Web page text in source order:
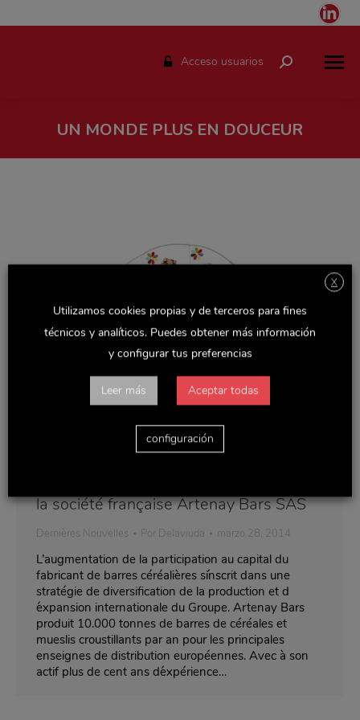
Acceso usuarios Buscar:
UN MONDE PLUS EN DOUCEUR
Delaviuda Confectionary Group
la société française Artenay Bars SAS
Dernières Nouvelles Por Delaviuda marzo 28, 2014
L’augmentation de la participation au capital du
fabricant de barres céréalières s´inscrit dans une
stratégie de diversification de la production et d
´expansion internationale du Groupe. Artenay Bars
produit 10.000 tonnes de barres de céréales et
mueslis croustillants par an pour les principales
enseignes de distribution européennes. Avec à son
actif plus de cent ans d´expérience…
X
Utilizamos cookies propias y de terceros para fines
técnicos y analíticos. Puedes obtener más información
y configurar tus preferencias
Leer más Aceptar todas
configuración